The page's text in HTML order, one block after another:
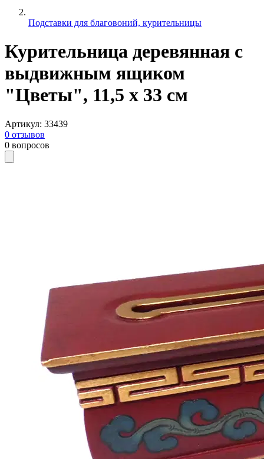
Подставки для благовоний, курительницы
Курительница деревянная с
выдвижным ящиком
"Цветы", 11,5 х 33 см
Артикул: 33439
0 отзывов
0 вопросов